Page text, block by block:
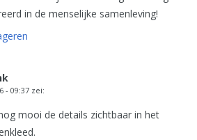
in de menselijke samenleving!
- 09:37 zei:
mooi de details zichtbaar in het